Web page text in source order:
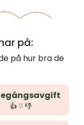
på:
på hur bra de
👍 0 👎